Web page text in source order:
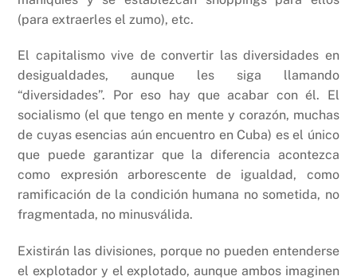
(para extraerles el zumo), etc.
El capitalismo vive de convertir las diversidades en
desigualdades, aunque les siga llamando
“diversidades”. Por eso hay que acabar con él. El
socialismo (el que tengo en mente y corazón, muchas
de cuyas esencias aún encuentro en Cuba) es el único
que puede garantizar que la diferencia acontezca
como expresión arborescente de igualdad, como
ramificación de la condición humana no sometida, no
fragmentada, no minusválida.
Existirán las divisiones, porque no pueden entenderse
el explotador y el explotado, aunque ambos imaginen